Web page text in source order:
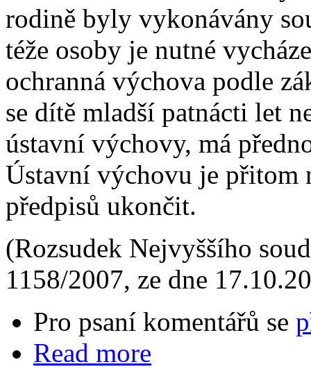
rodině byly vykonávány
téže osoby je nutné
ochranná výchova podle
se dítě mladší patnácti let
ústavní výchovy, má
Ústavní výchovu je přitom
předpisů ukončit.
(Rozsudek Nejvyššího
1158/2007, ze dne
Pro psaní komentářů se
Read more